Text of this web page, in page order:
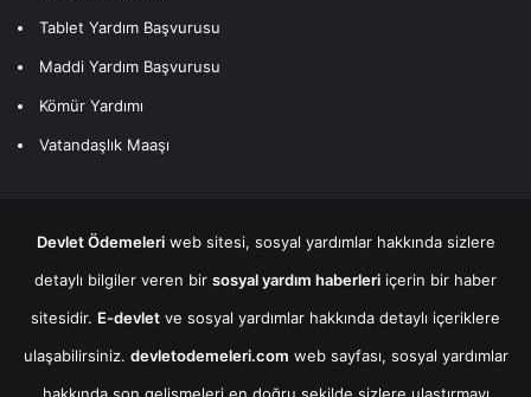
Tablet Yardım Başvurusu
Maddi Yardım Başvurusu
Kömür Yardımı
Vatandaşlık Maaşı
Devlet Ödemeleriweb sitesi, sosyal yardımlar hakkında sizlere
detaylı bilgiler veren bir sosyal yardım haberleri içerin bir haber
sitesidir. E-devlet ve sosyal yardımlar hakkında detaylı içeriklere
ulaşabilirsiniz. devletodemeleri.com web sayfası, sosyal yardımlar